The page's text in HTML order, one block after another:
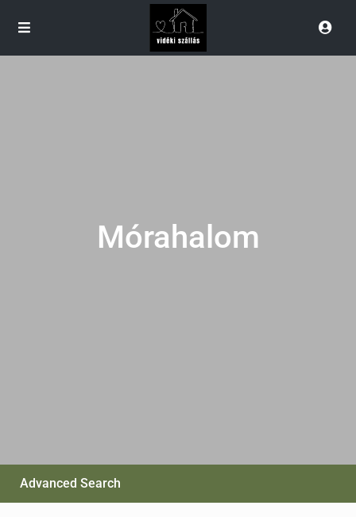
Mórahalom
Advanced Search